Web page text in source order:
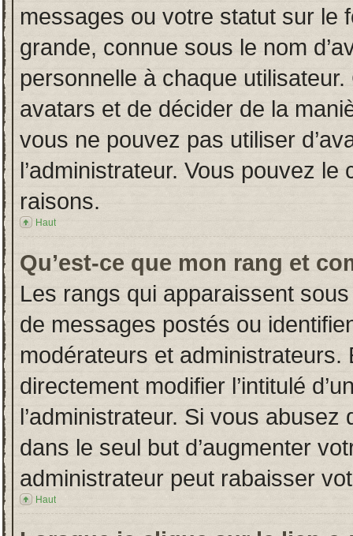
messages ou votre statut sur le
grande, connue sous le nom
personnelle à chaque utilisateur.
avatars et de décider de la
vous ne pouvez pas utiliser
l’administrateur. Vous pouvez
raisons.
Haut
Qu’est-ce que mon rang et
Les rangs qui apparaissent
de messages postés ou
modérateurs et
directement modifier l’intitulé
l’administrateur. Si vous
dans le seul but d’augmenter
administrateur peut rabaisser
Haut